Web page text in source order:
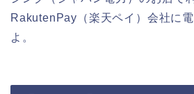
RakutenPay（楽天ペイ）会社に
よ。